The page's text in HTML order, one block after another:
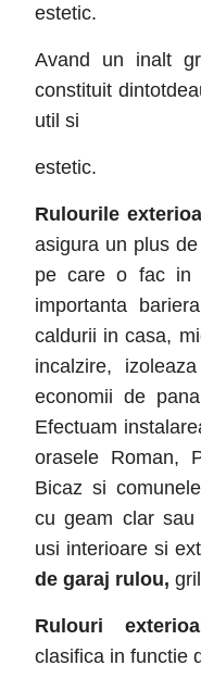
estetic.
Avand un inalt
constituit
util si
estetic.
Rulourile
asigura un plus
pe care o fac in
importanta
caldurii in casa,
incalzire,
economii de
Efectuam
orasele Roman,
Bicaz si
cu geam clar sau
usi interioare si
de garaj rulou,
Rulouri
clasifica in functie